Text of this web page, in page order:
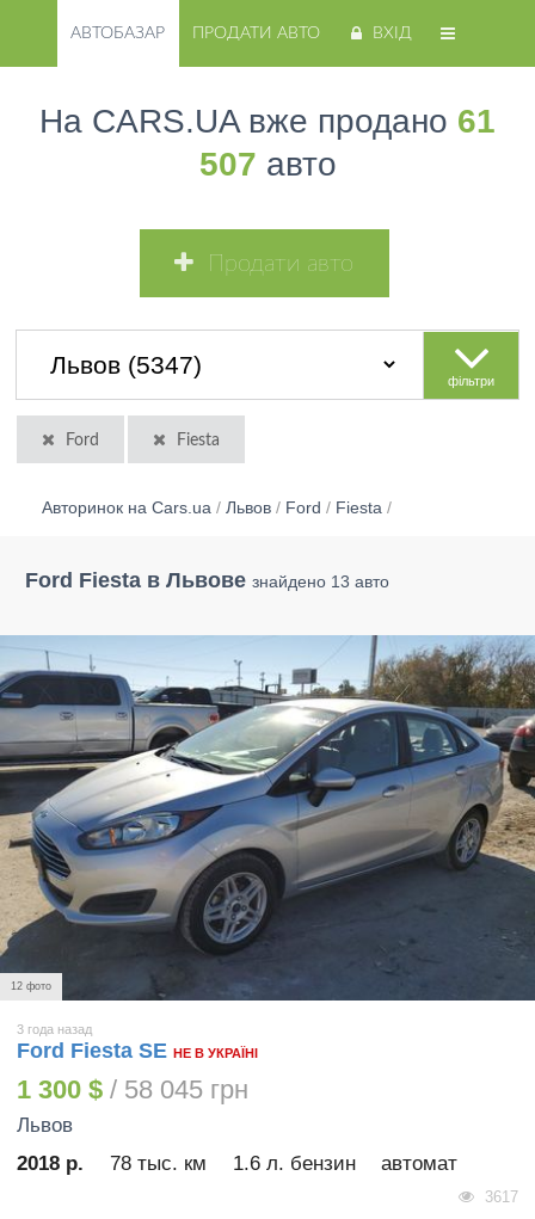
АВТОБАЗАР ПРОДАТИ АВТО ВХІД
На CARS.UA вже продано 61
507 авто
Продати авто
фільтри
Ford Fiesta
Авторинок на Cars.ua / Львов / Ford / Fiesta /
Ford Fiesta в Львове знайдено 13 авто
12 фото
3 года назад
Ford Fiesta SE НЕ В УКРАЇНІ
1 300 $ / 58 045 грн
Львов
2018 р.
78 тыс. км 1.6 л. бензин автомат
3617